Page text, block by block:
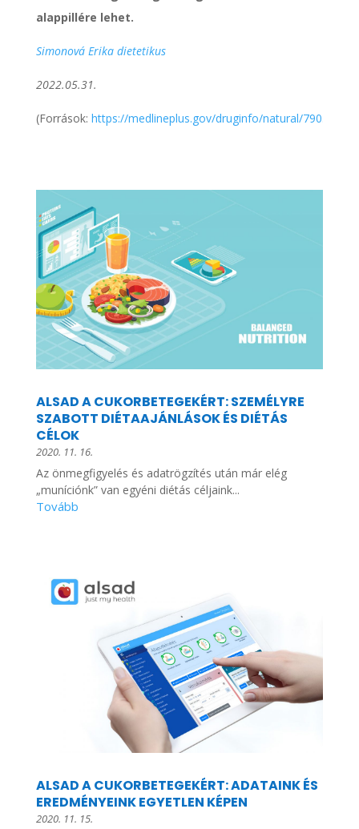
alappillére lehet.
Simonová Erika dietetikus
2022.05.31.
(Források: https://medlineplus.gov/druginfo/natural/790.html
ALSAD A CUKORBETEGEKÉRT: SZEMÉLYRE
SZABOTT DIÉTAAJÁNLÁSOK ÉS DIÉTÁS
CÉLOK
2020. 11. 16.
Az önmegfigyelés és adatrögzítés után már elég
„muníciónk” van egyéni diétás céljaink...
ALSAD A CUKORBETEGEKÉRT: ADATAINK ÉS
EREDMÉNYEINK EGYETLEN KÉPEN
2020. 11. 15.